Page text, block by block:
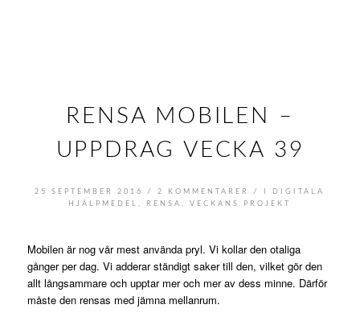
RENSA MOBILEN –
UPPDRAG VECKA 39
25 SEPTEMBER 2016 / 2 KOMMENTARER /
DIGITALA
HJÄLPMEDEL, RENSA,VECKANS PROJEKT
Mobilen är nog vår mest använda pryl. Vi kollar den otaliga
gånger per dag. Vi adderar ständigt saker till den, vilket gör den
allt långsammare och upptar mer och mer av dess minne. Därför
måste den rensas med jämna mellanrum.